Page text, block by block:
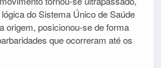
do Sistema Único de Saúde
origem, posicionou-se de forma
que ocorreram até os